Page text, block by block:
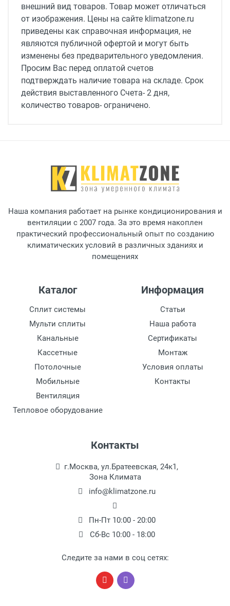
Мощность нагревателя, кВт
- / 10
Мощность вентилятора, кВт
0.44
Уровень шума, дБ(А)
57
Ток потребления, A
Тип рекуператора
пластинчатый
Пылевой фильтр
EU5/EU5
Тип калорифера
рекуператор
внешний вид товаров. Товар может отличаться
от изображения. Цены на сайте klimatzone.ru
приведены как справочная информация, не
являются публичной офертой и могут быть
изменены без предварительного уведомления.
Просим Вас перед оплатой счетов
подтверждать наличие товара на складе. Срок
действия выставленного Счета- 2 дня,
количество товаров- ограничено.
Наша компания работает на рынке кондиционирования и
вентиляции с 2007 года. За это время накоплен
практический профессиональный опыт по созданию
климатических условий в различных зданиях и
помещениях
Каталог
Сплит системы
Мульти сплиты
Канальные
Кассетные
Потолочные
Мобильные
Вентиляция
Тепловое оборудование
Информация
Статьи
Наша работа
Сертификаты
Монтаж
Условия оплаты
Контакты
Контакты
г.Москва, ул.Братеевская, 24к1,
Зона Климата
info@klimatzone.ru
Пн-Пт 10:00 - 20:00
Сб-Вс 10:00 - 18:00
Следите за нами в соц сетях: